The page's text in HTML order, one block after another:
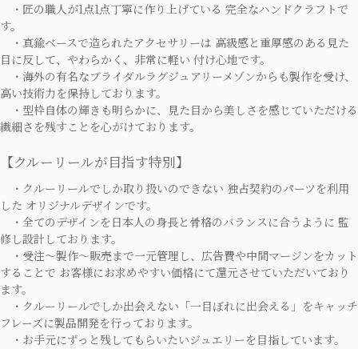
・匠の職人が1点1点丁寧に作り上げている 完全なハンドクラフトで
す。
・真鍮ベースで造られたアクセサリーは 高級感と重厚感のある見た
目に反して、やわらかく、非常に軽い 付け心地です。
・海外の有名なブライダルラグジュアリーメゾンからも製作を受け、
高い技術力を保持しております。
・型枠自体の輝きも明らかに、見た目から美しさを感じていただける
繊細さを残すことを心がけております。
【クルーリールが目指す特別】
・クルーリールでしか取り扱いのできない 独占契約のパーツを利用
した オリジナルデザインです。
・全てのデザインを日本人の身長と骨格のバランスに合うように 監
修し設計しております。
・受注～製作～販売まで一元管理し、広告費や中間マージンをカット
することで お客様にお求めやすい価格にて還元させていただいており
ます。
・クルーリールでしか出会えない「一目ぼれに出会える」をキャッチ
フレーズに製品開発を行っております。
・お手元にずっと残してもらいたいジュエリーを目指しています。